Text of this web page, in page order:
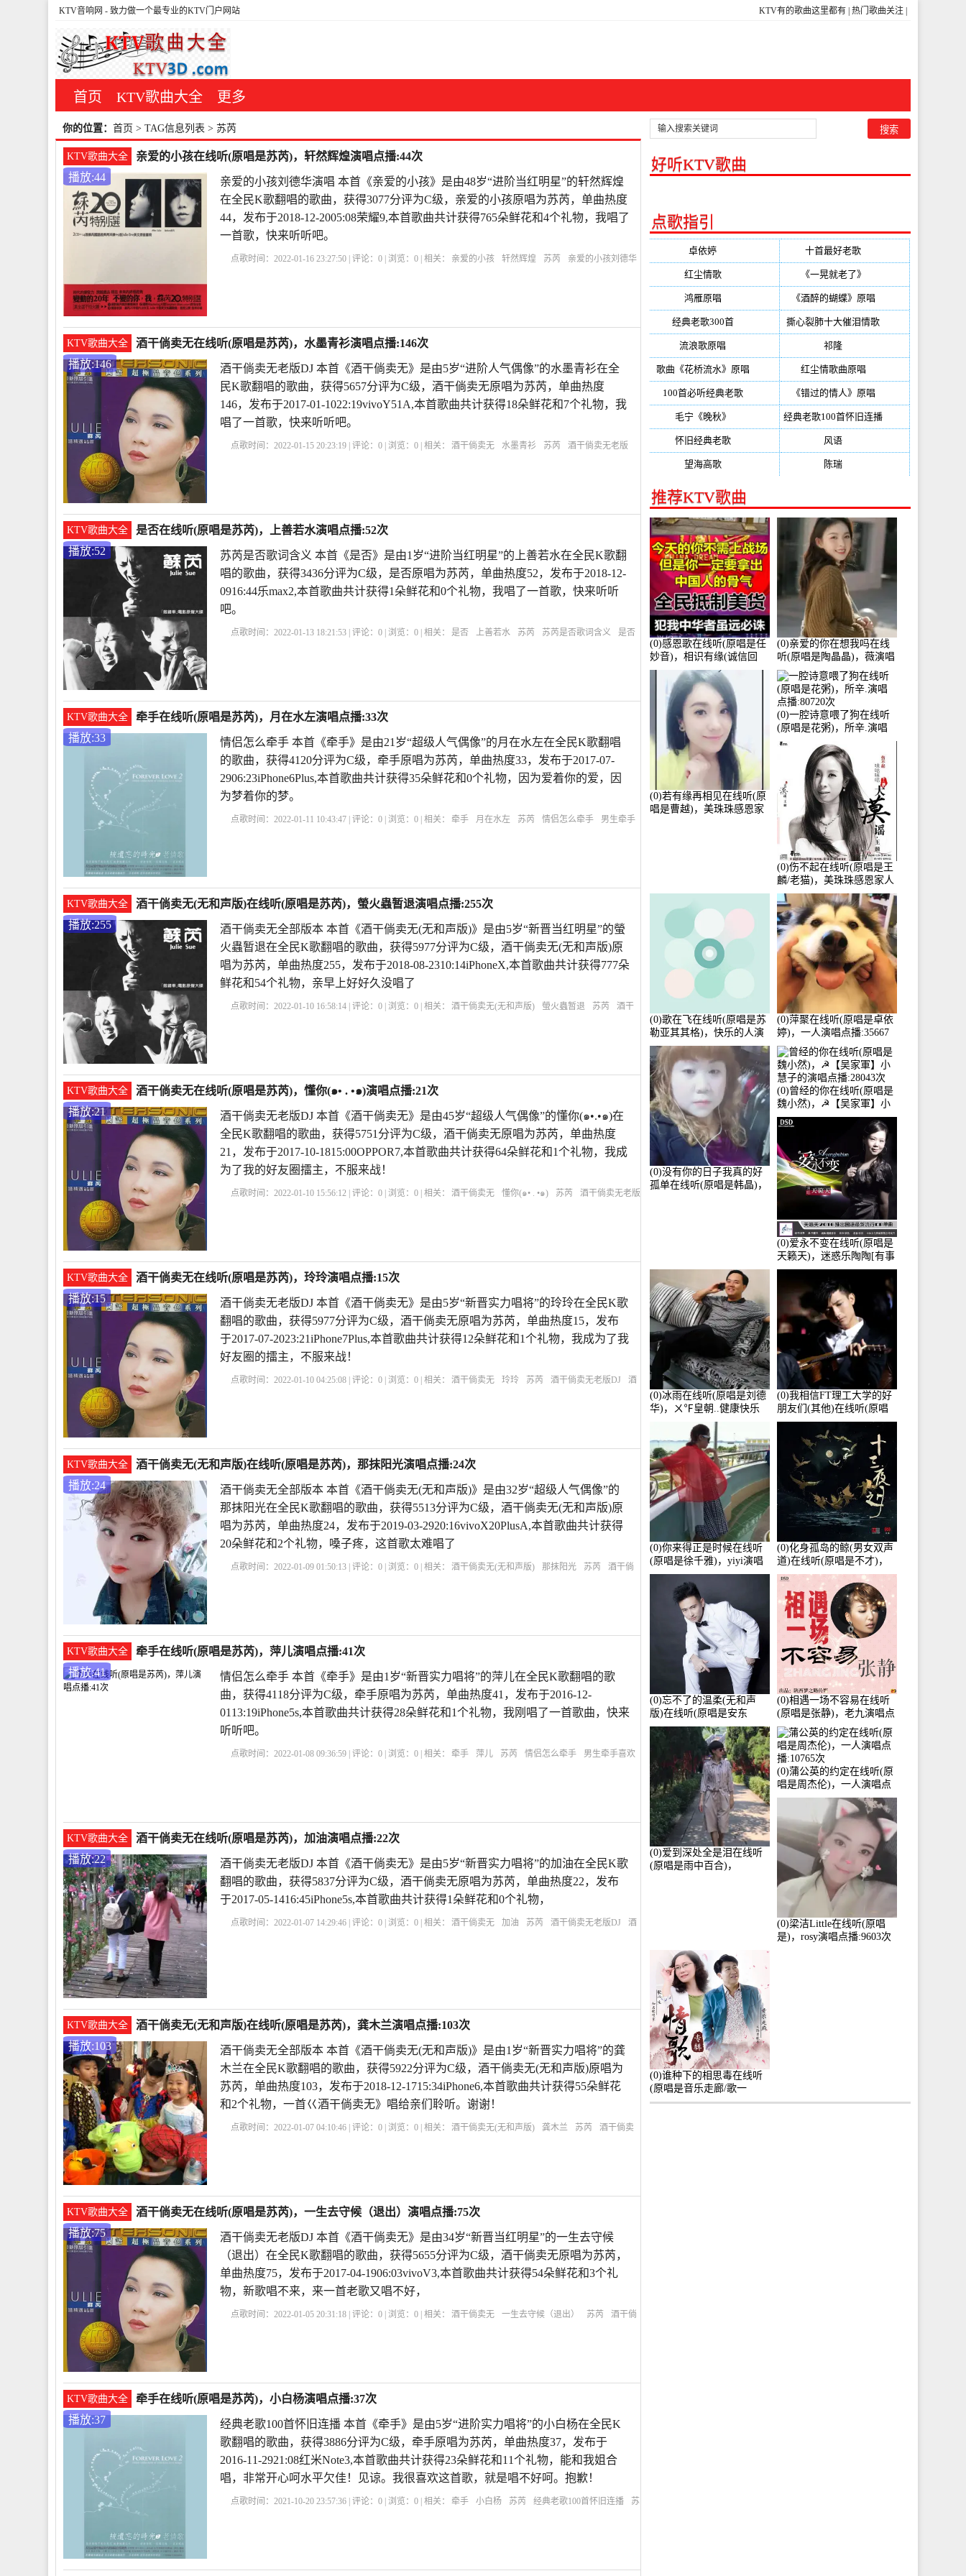
KTV有的歌曲这里都有 热门歌曲关注
KTV音响网 - 致力做一个最专业的KTV门户网站
首页 KTV歌曲大全 更多
你的位置： 首页 > TAG信息列表 > 苏芮
KTV歌曲大全
亲爱的小孩在线听(原唱是苏芮)，轩然辉煌演唱点播:44次
播放:44
亲爱的小孩刘德华演唱 本首《亲爱的小孩》是由48岁“进阶当红明星”的轩然辉煌
在全民K歌翻唱的歌曲，获得3077分评为C级，亲爱的小孩原唱为苏芮，单曲热度
44，发布于2018-12-2005:08荣耀9,本首歌曲共计获得765朵鲜花和4个礼物，我唱了
一首歌，快来听听吧。
点歌时间：2022-01-16 23:27:50 | 评论：0 | 浏览：0 | 相关： 亲爱的小孩 轩然辉煌 苏芮
亲爱的小孩刘德华
KTV歌曲大全
酒干倘卖无在线听(原唱是苏芮)，水墨青衫演唱点播:146次
播放:146
酒干倘卖无老版DJ 本首《酒干倘卖无》是由5岁“进阶人气偶像”的水墨青衫在全
民K歌翻唱的歌曲，获得5657分评为C级，酒干倘卖无原唱为苏芮，单曲热度
146，发布于2017-01-1022:19vivoY51A,本首歌曲共计获得18朵鲜花和7个礼物，我
唱了一首歌，快来听听吧。
点歌时间：2022-01-15 20:23:19 | 评论：0 | 浏览：0 | 相关： 酒干倘卖无 水墨青衫 苏芮
酒干倘卖无老版
KTV歌曲大全
是否在线听(原唱是苏芮)，上善若水演唱点播:52次
播放:52
苏芮是否歌词含义 本首《是否》是由1岁“进阶当红明星”的上善若水在全民K歌翻
唱的歌曲，获得3436分评为C级，是否原唱为苏芮，单曲热度52，发布于2018-12-
0916:44乐max2,本首歌曲共计获得1朵鲜花和0个礼物，我唱了一首歌，快来听听
吧。
点歌时间：2022-01-13 18:21:53 | 评论：0 | 浏览：0 | 相关： 是否 上善若水 苏芮 苏芮是否歌词含义
是否
KTV歌曲大全
牵手在线听(原唱是苏芮)，月在水左演唱点播:33次
播放:33
情侣怎么牵手 本首《牵手》是由21岁“超级人气偶像”的月在水左在全民K歌翻唱
的歌曲，获得4120分评为C级，牵手原唱为苏芮，单曲热度33，发布于2017-07-
2906:23iPhone6Plus,本首歌曲共计获得35朵鲜花和0个礼物，因为爱着你的爱，因
为梦着你的梦。
点歌时间：2022-01-11 10:43:47 | 评论：0 | 浏览：0 | 相关： 牵手 月在水左 苏芮 情侣怎么牵手
男生牵手
KTV歌曲大全
酒干倘卖无(无和声版)在线听(原唱是苏芮)，螢火蟲暂退演唱点播:255次
播放:255
酒干倘卖无全部版本 本首《酒干倘卖无(无和声版)》是由5岁“新晋当红明星”的螢
火蟲暂退在全民K歌翻唱的歌曲，获得5977分评为C级，酒干倘卖无(无和声版)原
唱为苏芮，单曲热度255，发布于2018-08-2310:14iPhoneX,本首歌曲共计获得777朵
鲜花和54个礼物，亲早上好好久没唱了
点歌时间：2022-01-10 16:58:14 | 评论：0 | 浏览：0 | 相关： 酒干倘卖无(无和声版) 螢火蟲暂退 苏芮
酒干
KTV歌曲大全
酒干倘卖无在线听(原唱是苏芮)，懂你(๑• . •๑)演唱点播:21次
播放:21
酒干倘卖无老版DJ 本首《酒干倘卖无》是由45岁“超级人气偶像”的懂你(๑•.•๑)在
全民K歌翻唱的歌曲，获得5751分评为C级，酒干倘卖无原唱为苏芮，单曲热度
21，发布于2017-10-1815:00OPPOR7,本首歌曲共计获得64朵鲜花和1个礼物，我成
为了我的好友圈擂主，不服来战！
点歌时间：2022-01-10 15:56:12 | 评论：0 | 浏览：0 | 相关： 酒干倘卖无 懂你(๑• . •๑) 苏芮
酒干倘卖无老版
KTV歌曲大全
酒干倘卖无在线听(原唱是苏芮)，玲玲演唱点播:15次
播放:15
酒干倘卖无老版DJ 本首《酒干倘卖无》是由5岁“新晋实力唱将”的玲玲在全民K歌
翻唱的歌曲，获得5977分评为C级，酒干倘卖无原唱为苏芮，单曲热度15，发布
于2017-07-2023:21iPhone7Plus,本首歌曲共计获得12朵鲜花和1个礼物，我成为了我
好友圈的擂主，不服来战！
点歌时间：2022-01-10 04:25:08 | 评论：0 | 浏览：0 | 相关： 酒干倘卖无 玲玲 苏芮 酒干倘卖无老版DJ
酒
KTV歌曲大全
酒干倘卖无(无和声版)在线听(原唱是苏芮)，那抹阳光演唱点播:24次
播放:24
酒干倘卖无全部版本 本首《酒干倘卖无(无和声版)》是由32岁“超级人气偶像”的
那抹阳光在全民K歌翻唱的歌曲，获得5513分评为C级，酒干倘卖无(无和声版)原
唱为苏芮，单曲热度24，发布于2019-03-2920:16vivoX20PlusA,本首歌曲共计获得
20朵鲜花和2个礼物，嗓子疼，这首歌太难唱了
点歌时间：2022-01-09 01:50:13 | 评论：0 | 浏览：0 | 相关： 酒干倘卖无(无和声版) 那抹阳光 苏芮
酒干倘
KTV歌曲大全
牵手在线听(原唱是苏芮)，萍儿演唱点播:41次
播放:41
情侣怎么牵手 本首《牵手》是由1岁“新晋实力唱将”的萍儿在全民K歌翻唱的歌
曲，获得4118分评为C级，牵手原唱为苏芮，单曲热度41，发布于2016-12-
0113:19iPhone5s,本首歌曲共计获得28朵鲜花和1个礼物，我刚唱了一首歌曲，快来
听听吧。
点歌时间：2022-01-08 09:36:59 | 评论：0 | 浏览：0 | 相关： 牵手 萍儿 苏芮 情侣怎么牵手
男生牵手喜欢
KTV歌曲大全
酒干倘卖无在线听(原唱是苏芮)，加油演唱点播:22次
播放:22
酒干倘卖无老版DJ 本首《酒干倘卖无》是由5岁“新晋实力唱将”的加油在全民K歌
翻唱的歌曲，获得5837分评为C级，酒干倘卖无原唱为苏芮，单曲热度22，发布
于2017-05-1416:45iPhone5s,本首歌曲共计获得1朵鲜花和0个礼物，
点歌时间：2022-01-07 14:29:46 | 评论：0 | 浏览：0 | 相关： 酒干倘卖无 加油 苏芮 酒干倘卖无老版DJ
酒
KTV歌曲大全
酒干倘卖无(无和声版)在线听(原唱是苏芮)，龚木兰演唱点播:103次
播放:103
酒干倘卖无全部版本 本首《酒干倘卖无(无和声版)》是由1岁“新晋实力唱将”的龚
木兰在全民K歌翻唱的歌曲，获得5922分评为C级，酒干倘卖无(无和声版)原唱为
苏芮，单曲热度103，发布于2018-12-1715:34iPhone6,本首歌曲共计获得55朵鲜花
和2个礼物，一首巜酒干倘卖无》唱给亲们聆听。谢谢！
点歌时间：2022-01-07 04:10:46 | 评论：0 | 浏览：0 | 相关： 酒干倘卖无(无和声版) 龚木兰 苏芮
酒干倘卖
KTV歌曲大全
酒干倘卖无在线听(原唱是苏芮)，一生去守候（退出）演唱点播:75次
播放:75
酒干倘卖无老版DJ 本首《酒干倘卖无》是由34岁“新晋当红明星”的一生去守候
（退出）在全民K歌翻唱的歌曲，获得5655分评为C级，酒干倘卖无原唱为苏芮，
单曲热度75，发布于2017-04-1906:03vivoV3,本首歌曲共计获得54朵鲜花和3个礼
物，新歌唱不来，来一首老歌又唱不好，
点歌时间：2022-01-05 20:31:18 | 评论：0 | 浏览：0 | 相关： 酒干倘卖无 一生去守候（退出） 苏芮
酒干倘
KTV歌曲大全
牵手在线听(原唱是苏芮)，小白杨演唱点播:37次
播放:37
经典老歌100首怀旧连播 本首《牵手》是由5岁“进阶实力唱将”的小白杨在全民K
歌翻唱的歌曲，获得3886分评为C级，牵手原唱为苏芮，单曲热度37，发布于
2016-11-2921:08红米Note3,本首歌曲共计获得23朵鲜花和11个礼物，能和我姐合
唱，非常开心呵水平欠佳！见谅。我很喜欢这首歌，就是唱不好呵。抱歉！
点歌时间：2021-10-20 23:57:36 | 评论：0 | 浏览：0 | 相关： 牵手 小白杨 苏芮 经典老歌100首怀旧连播
苏
好听KTV歌曲
点歌指引
卓依婷 十首最好老歌
红尘情歌(296) 《一晃就老了》
鸿雁原唱 《酒醉的蝴蝶》原唱
经典老歌300首(203) 撕心裂肺十大催泪情歌
流浪歌原唱 祁隆
歌曲《花桥流水》原唱 红尘情歌曲原唱
100首必听经典老歌(150) 《错过的情人》原唱
毛宁《晚秋》 经典老歌100首怀旧连播
怀旧经典老歌(133) 风语
望海高歌(131) 陈瑞
推荐KTV歌曲
(0)感恩歌在线听(原唱是任
妙音)，相识有缘(诚信回
访)演唱点播:161288次
(0)亲爱的你在想我吗在线
听(原唱是陶晶晶)，薇演唱
点播:159722次
(0)若有缘再相见在线听(原
唱是曹越)，美珠珠感恩家
(0)一腔诗意喂了狗在线听
(原唱是花粥)，所辛.演唱
点播:80720次
(0)伤不起在线听(原唱是王
麟/老猫)，美珠珠感恩家人
演唱点播:80218次
(0)歌在飞在线听(原唱是苏
勒亚其其格)，快乐的人演
唱点播:36次
(0)萍聚在线听(原唱是卓依
婷)，一人演唱点播:35667
次
(0)没有你的日子我真的好
孤单在线听(原唱是韩晶)，
(0)曾经的你在线听(原唱是
魏小然)，☭【吴家軍】小
慧子的演唱点播:28043次
(0)爱永不变在线听(原唱是
天籁天)，迷惑乐陶陶[有事
暂离]演唱点播:27678次
(0)冰雨在线听(原唱是刘德
华)，ㄨ℉皇朝..健康快乐
演唱点播:26643次
(0)我相信FT理工大学的好
朋友们(其他)在线听(原唱
是杨培安)，老乔演唱点
播:23714次
(0)你来得正是时候在线听
(原唱是徐千雅)，yiyi演唱
点播:21991次
(0)化身孤岛的鲸(男女双声
道)在线听(原唱是不才)，
HGBai演唱点播:19428次
(0)忘不了的温柔(无和声
版)在线听(原唱是安东
阳)，老九演唱点播:17392
次
(0)相遇一场不容易在线听
(原唱是张静)，老九演唱点
播:11453次
(0)爱到深处全是泪在线听
(原唱是雨中百合)，
(0)蒲公英的约定在线听(原
唱是周杰伦)，一人演唱点
播:10765次
(0)梁洁Little在线听(原唱
是)，rosy演唱点播:9603次
(0)谁种下的相思毒在线听
(原唱是音乐走廊/歌一
生)，小群演唱点播:8975次